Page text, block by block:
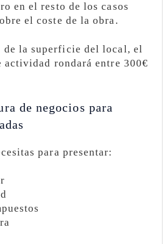
en el resto de los casos
el coste de la obra.
de la superficie del local, el
actividad rondará entre 300€
de negocios para
para presentar: